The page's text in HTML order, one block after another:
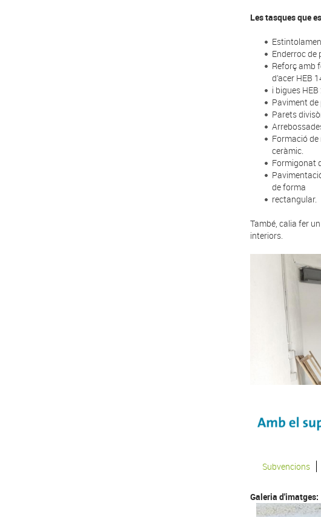
Les tasques que
Enderroc de
Reforç amb
d’acer HEB
i bigues
Paviment
Parets
Formació
ceràmic.
Formigonat
de forma
rectangular.
També, calia fer
interiors.
Subvencions
Galeria d'imatges: